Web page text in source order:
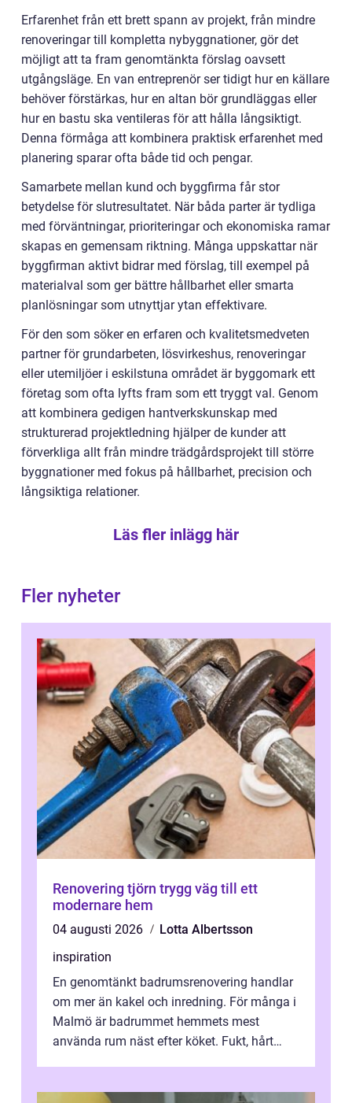
Erfarenhet från ett brett spann av projekt, från mindre
renoveringar till kompletta nybyggnationer, gör det
möjligt att ta fram genomtänkta förslag oavsett
utgångsläge. En van entreprenör ser tidigt hur en källare
behöver förstärkas, hur en altan bör grundläggas eller
hur en bastu ska ventileras för att hålla långsiktigt.
Denna förmåga att kombinera praktisk erfarenhet med
planering sparar ofta både tid och pengar.
Samarbete mellan kund och byggfirma får stor
betydelse för slutresultatet. När båda parter är tydliga
med förväntningar, prioriteringar och ekonomiska ramar
skapas en gemensam riktning. Många uppskattar när
byggfirman aktivt bidrar med förslag, till exempel på
materialval som ger bättre hållbarhet eller smarta
planlösningar som utnyttjar ytan effektivare.
För den som söker en erfaren och kvalitetsmedveten
partner för grundarbeten, lösvirkeshus, renoveringar
eller utemiljöer i eskilstuna området är byggomark ett
företag som ofta lyfts fram som ett tryggt val. Genom
att kombinera gedigen hantverkskunskap med
strukturerad projektledning hjälper de kunder att
förverkliga allt från mindre trädgårdsprojekt till större
byggnationer med fokus på hållbarhet, precision och
långsiktiga relationer.
Läs fler inlägg här
Fler nyheter
Renovering tjörn trygg väg till ett
modernare hem
04 augusti 2026
Lotta Albertsson
inspiration
En genomtänkt badrumsrenovering handlar
om mer än kakel och inredning. För många i
Malmö är badrummet hemmets mest
använda rum näst efter köket. Fukt, hårt